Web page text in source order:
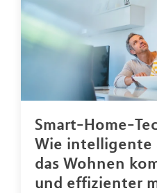
Smart-Home-
Wie intelligente
das Wohnen
und effizienter